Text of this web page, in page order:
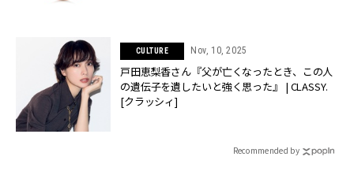
CULTURE Nov, 10, 2025
戸田恵梨香さん『父が亡くなったとき、この人
の遺伝子を遺したいと強く思った』 | CLASSY.
[クラッシィ]
Recommended by